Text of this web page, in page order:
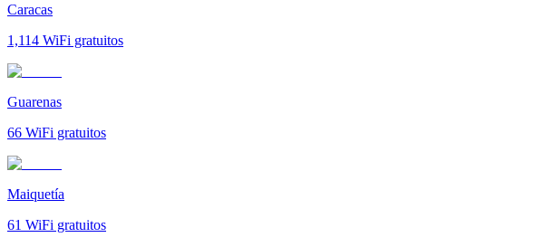
Caracas
1,114 WiFi gratuitos
Guarenas
66 WiFi gratuitos
Maiquetía
61 WiFi gratuitos